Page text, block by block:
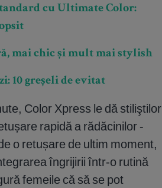
cu Ultimate Color:
mai chic și mult mai stylish
10 greșeli de evitat
Color Xpress le dă stiliştilor
rapidă a rădăcinilor -
o retușare de ultim moment,
îngrijirii într-o rutină
femeile că să se pot